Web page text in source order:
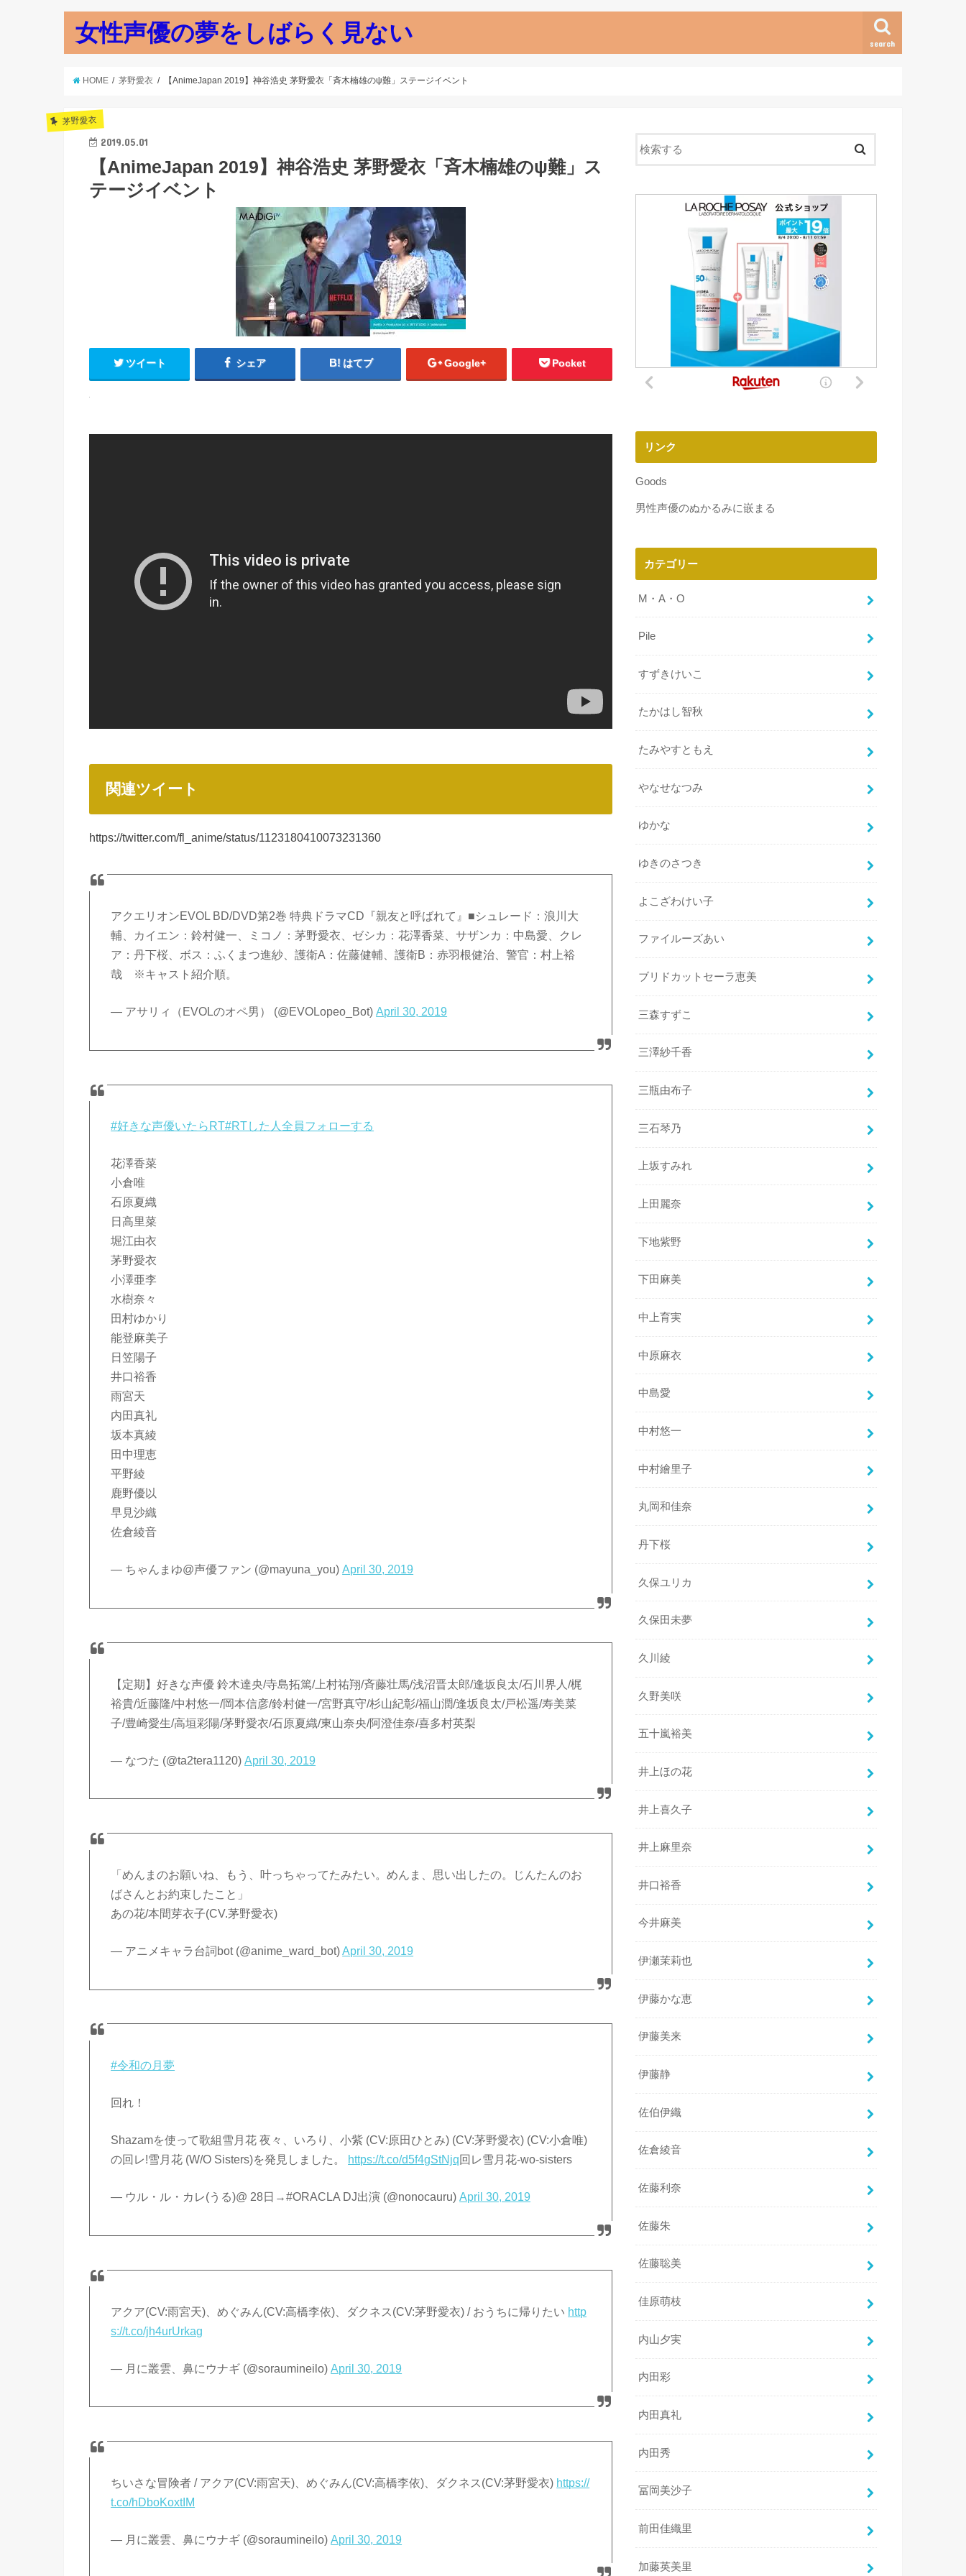
女性声優の夢をしばらく見ない search
HOME 茅野愛衣 【AnimeJapan 2019】神谷浩史 茅野愛衣「斉木楠雄のψ難」ステージイベント
茅野愛衣
2019.05.01
【AnimeJapan 2019】神谷浩史 茅野愛衣「斉木楠雄のψ難」ス
テージイベント
ツイート シェア はてブ Google+ Pocket
関連ツイート
https://twitter.com/fl_anime/status/1123180410073231360
アクエリオンEVOL BD/DVD第2巻 特典ドラマCD『親友と呼ばれて』■シュレード：浪川大
輔、カイエン：鈴村健一、ミコノ：茅野愛衣、ゼシカ：花澤香菜、サザンカ：中島愛、クレ
ア：丹下桜、ボス：ふくまつ進紗、護衛A：佐藤健輔、護衛B：赤羽根健治、警官：村上裕
哉 ※キャスト紹介順。
— アサリィ（EVOLのオペ男） (@EVOLopeo_Bot)April 30, 2019
#好きな声優いたらRT#RTした人全員フォローする
花澤香菜
小倉唯
石原夏織
日高里菜
堀江由衣
茅野愛衣
小澤亜李
水樹奈々
田村ゆかり
能登麻美子
日笠陽子
井口裕香
雨宮天
内田真礼
坂本真綾
田中理恵
平野綾
鹿野優以
早見沙織
佐倉綾音
— ちゃんまゆ@声優ファン (@mayuna_you)April 30, 2019
【定期】好きな声優 鈴木達央/寺島拓篤/上村祐翔/斉藤壮馬/浅沼晋太郎/逢坂良太/石川界人/梶
裕貴/近藤隆/中村悠一/岡本信彦/鈴村健一/宮野真守/杉山紀彰/福山潤/逢坂良太/戸松遥/寿美菜
子/豊崎愛生/高垣彩陽/茅野愛衣/石原夏織/東山奈央/阿澄佳奈/喜多村英梨
— なつた (@ta2tera1120)April 30, 2019
「めんまのお願いね、もう、叶っちゃってたみたい。めんま、思い出したの。じんたんのお
ばさんとお約束したこと」
あの花/本間芽衣子(CV.茅野愛衣)
— アニメキャラ台詞bot (@anime_ward_bot)April 30, 2019
#令和の月夢
回れ！
Shazamを使って歌組雪月花 夜々、いろり、小紫 (CV:原田ひとみ) (CV:茅野愛衣) (CV:小倉唯)
の回レ!雪月花 (W/O Sisters)を発見しました。
https://t.co/d5f4gStNjq回レ雪月花-wo-sisters
— ウル・ル・カレ(うる)@ 28日→#ORACLA DJ出演 (@nonocauru)April 30, 2019
アクア(CV:雨宮天)、めぐみん(CV:高橋李依)、ダクネス(CV:茅野愛衣) / おうちに帰りたい http
s://t.co/jh4urUrkag
— 月に叢雲、鼻にウナギ (@soraumineilo)April 30, 2019
ちいさな冒険者 / アクア(CV:雨宮天)、めぐみん(CV:高橋李依)、ダクネス(CV:茅野愛衣) https://
t.co/hDboKoxtIM
— 月に叢雲、鼻にウナギ (@soraumineilo)April 30, 2019
リンク
Goods
男性声優のぬかるみに嵌まる
カテゴリー
M・A・O
Pile
すずきけいこ
たかはし智秋
たみやすともえ
やなせなつみ
ゆかな
ゆきのさつき
よこざわけい子
ファイルーズあい
ブリドカットセーラ恵美
三森すずこ
三澤紗千香
三瓶由布子
三石琴乃
上坂すみれ
上田麗奈
下地紫野
下田麻美
中上育実
中原麻衣
中島愛
中村悠一
中村繪里子
丸岡和佳奈
丹下桜
久保ユリカ
久保田未夢
久川綾
久野美咲
五十嵐裕美
井上ほの花
井上喜久子
井上麻里奈
井口裕香
今井麻美
伊瀬茉莉也
伊藤かな恵
伊藤美来
伊藤静
佐伯伊織
佐倉綾音
佐藤利奈
佐藤朱
佐藤聡美
佳原萌枝
内山夕実
内田彩
内田真礼
内田秀
冨岡美沙子
前田佳織里
加藤英美里